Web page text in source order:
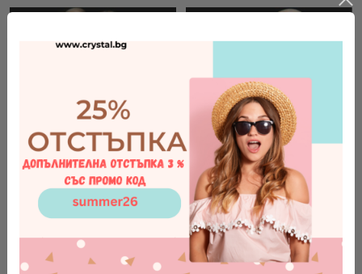
Бутонели, копчета за
ръкавели Round
Бутонели, копчета за
ръкавели Diagonal
€22.50
44.01лв.